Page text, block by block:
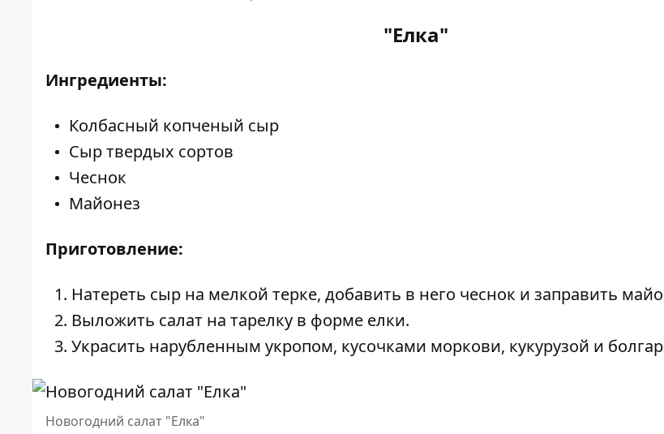
"Елка"
Ингредиенты:
Колбасный копченый сыр
Сыр твердых сортов
Чеснок
Майонез
Приготовление:
Натереть сыр на мелкой терке, добавить в него чеснок и заправить
Выложить салат на тарелку в форме елки.
Украсить нарубленным укропом, кусочками моркови, кукурузой и
Новогодний салат "Елка"